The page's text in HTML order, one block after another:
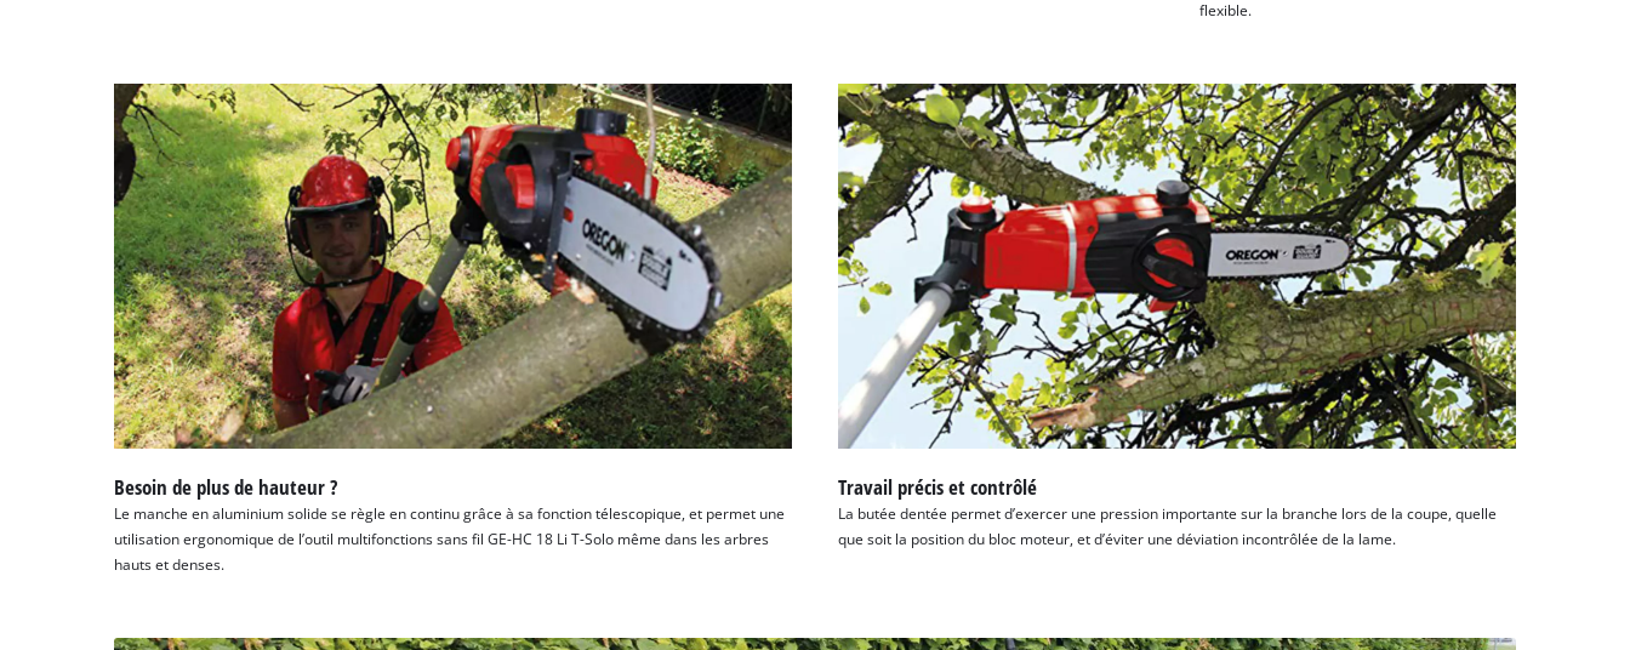
flexible.
Besoin de plus de hauteur ?
Le manche en aluminium solide se règle en continu grâce à sa fonction télescopique, et permet une
utilisation ergonomique de l’outil multifonctions sans fil GE-HC 18 Li T-Solo même dans les arbres
hauts et denses.
Travail précis et contrôlé
La butée dentée permet d’exercer une pression importante sur la branche lors de la coupe, quelle
que soit la position du bloc moteur, et d’éviter une déviation incontrôlée de la lame.